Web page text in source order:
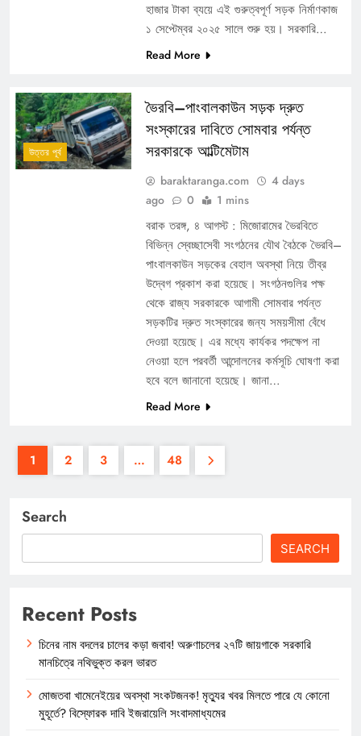
হাজার টাকা ব্যয়ে এই গুরুত্বপূর্ণ সড়ক নির্মাণকাজ
১ সেপ্টেম্বর ২০২৫ সালে শুরু হয়। সরকারি…
Read More
উত্তর পূর্ব
ভৈরবি–পাংবালকাউন সড়ক দ্রুত
সংস্কারের দাবিতে সোমবার পর্যন্ত
সরকারকে আল্টিমেটাম
baraktaranga.com
4 days
ago
0 1 mins
বরাক তরঙ্গ, ৪ আগস্ট : মিজোরামের ভৈরবিতে
বিভিন্ন স্বেচ্ছাসেবী সংগঠনের যৌথ বৈঠকে ভৈরবি–
পাংবালকাউন সড়কের বেহাল অবস্থা নিয়ে তীব্র
উদ্বেগ প্রকাশ করা হয়েছে। সংগঠনগুলির পক্ষ
থেকে রাজ্য সরকারকে আগামী সোমবার পর্যন্ত
সড়কটির দ্রুত সংস্কারের জন্য সময়সীমা বেঁধে
দেওয়া হয়েছে। এর মধ্যে কার্যকর পদক্ষেপ না
নেওয়া হলে পরবর্তী আন্দোলনের কর্মসূচি ঘোষণা করা
হবে বলে জানানো হয়েছে। জানা…
Read More
1 2 3 … 48
Search
SEARCH
Recent Posts
চিনের নাম বদলের চালের কড়া জবাব! অরুণাচলের ২৭টি জায়গাকে সরকারি
মানচিত্রে নথিভুক্ত করল ভারত
মোজতবা খামেনেইয়ের অবস্থা সংকটজনক! মৃত্যুর খবর মিলতে পারে যে কোনো
মুহূর্তে? বিস্ফোরক দাবি ইজরায়েলি সংবাদমাধ্যমের